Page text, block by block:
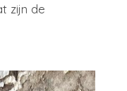
zijn de